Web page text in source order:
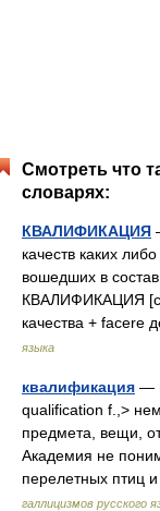
Смотреть что
словарях:
КВАЛИФИКАЦИЯ
качеств каких
вошедших в
КВАЛИФИКАЦИЯ
качества +
языка
квалификация —
qualification f.,>
предмета, вещи,
Академия не
перелетных
галлицизмов русского